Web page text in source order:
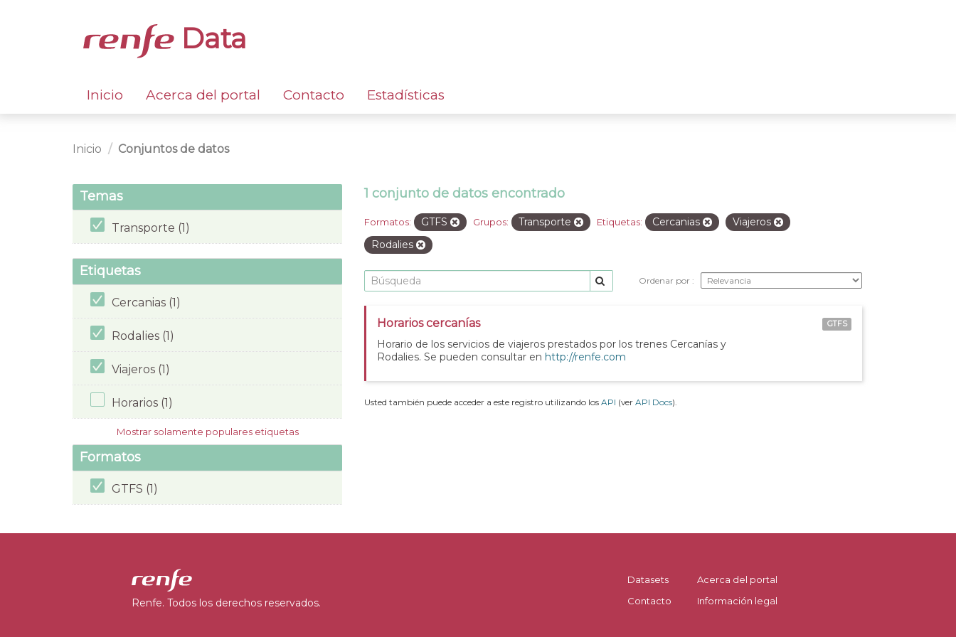
Data
Inicio Acerca del portal Contacto Estadísticas
Inicio Conjuntos de datos
Temas
Transporte (1)
Etiquetas
Cercanias (1)
Rodalies (1)
Viajeros (1)
Horarios (1)
Mostrar solamente populares etiquetas
Formatos
GTFS (1)
1 conjunto de datos encontrado
Formatos: GTFS Grupos: Transporte Etiquetas: Cercanias
Viajeros
Rodalies
Ordenar por
Horarios cercanías
Horario de los servicios de viajeros prestados por los trenes Cercanías y
Rodalies. Se pueden consultar en http://renfe.com
GTFS
Usted también puede acceder a este registro utilizando los API (ver API Docs).
Renfe. Todos los derechos reservados.
Datasets
Contacto
Acerca del portal
Información legal